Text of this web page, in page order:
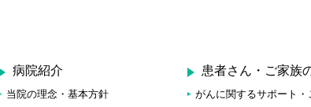
病院紹介
当院の理念・基本方針
患者さん・ご家族
がんに関するサポート・